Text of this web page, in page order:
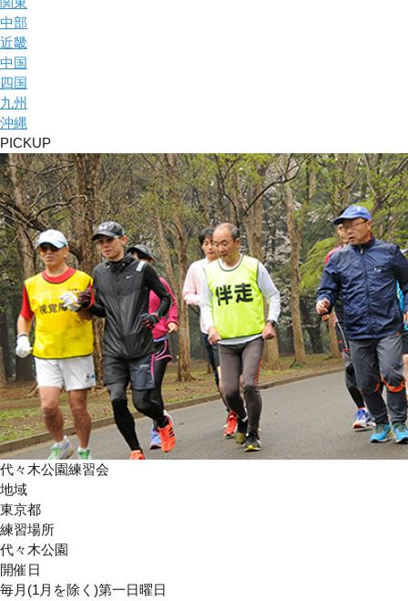
中部
近畿
中国
四国
九州
沖縄
PICKUP
代々木公園練習会
地域
東京都
練習場所
代々木公園
開催日
毎月(1月を除く)第一日曜日